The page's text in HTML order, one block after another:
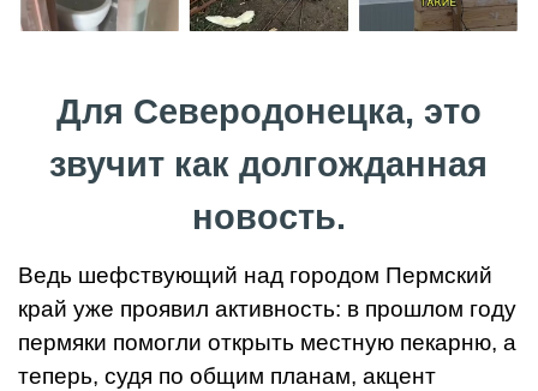
Для Северодонецка, это
звучит как долгожданная
новость.
Ведь шефствующий над городом Пермский
край уже проявил активность: в прошлом году
пермяки помогли открыть местную пекарню, а
теперь, судя по общим планам, акцент